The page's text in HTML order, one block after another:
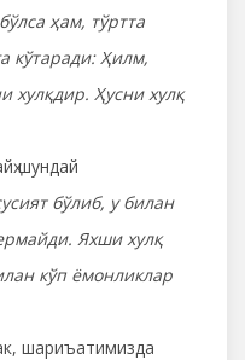
ҳам, тўртта
кўтаради: Ҳилм,
хулқдир. Ҳусни хулқ
шундай
бўлиб, у билан
Яхши хулқ
кўп ёмонликлар
шариъатимизда